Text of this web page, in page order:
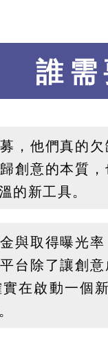
誰
，他們真的
創意的本質
的新工具。
與取得曝光
台除了讓創
在啟動一個